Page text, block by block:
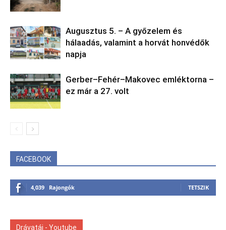
Augusztus 5. – A győzelem és
hálaadás, valamint a horvát honvédők
napja
Gerber–Fehér–Makovec emléktorna –
ez már a 27. volt
FACEBOOK
4,039 Rajongók TETSZIK
Drávatáj - Youtube